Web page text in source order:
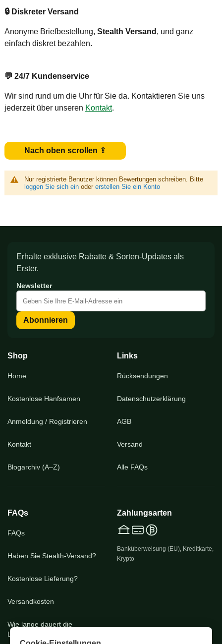
🔒 Diskreter Versand
Anonyme Briefbestellung, Stealth Versand , und ganz
einfach diskret bezahlen.
💬 24/7 Kundenservice
Wir sind rund um die Uhr für Sie da. Kontaktieren Sie uns
jederzeit über unseren Kontakt.
Nach oben scrollen ⇪
Nur registrierte Benutzer können Bewertungen schreiben. Bitte
loggen Sie sich einoder erstellen Sie ein Konto
Erhalte exklusive Rabatte & Sorten-Updates als
Erster.
Newsletter
Melden
Sie
sich
für
an:
Abonnieren
Shop
Home
Kostenlose Hanfsamen
Anmeldung / Registrieren
Kontakt
Blogarchiv (A–Z)
Links
Rücksendungen
Datenschutzerklärung
AGB
Versand
Alle FAQs
FAQs
FAQs
Haben Sie Stealth-Versand?
Kostenlose Lieferung?
Versandkosten
Wie lange dauert die
Lieferung?
Zahlungsarten
Banküberweisung (EU), Kreditkarte,
Krypto